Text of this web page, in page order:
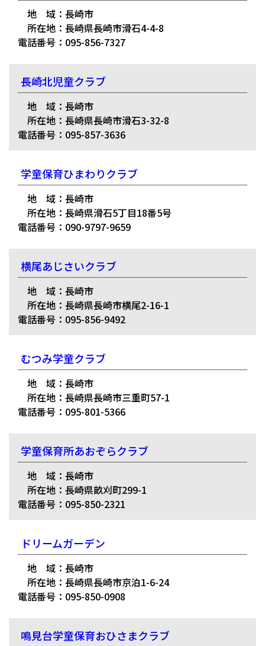
地 域：長崎市
所在地：長崎県長崎市滑石4-4-8
電話番号：095-856-7327
長崎北児童クラブ
地 域：長崎市
所在地：長崎県長崎市滑石3-32-8
電話番号：095-857-3636
学童保育ひまわりクラブ
地 域：長崎市
所在地：長崎県滑石5丁目18番5号
電話番号：090-9797-9659
横尾あじさいクラブ
地 域：長崎市
所在地：長崎県長崎市横尾2-16-1
電話番号：095-856-9492
むつみ学童クラブ
地 域：長崎市
所在地：長崎県長崎市三重町57-1
電話番号：095-801-5366
学童保育所あおぞらクラブ
地 域：長崎市
所在地：長崎県畝刈町299-1
電話番号：095-850-2321
ドリームガーデン
地 域：長崎市
所在地：長崎県長崎市京泊1-6-24
電話番号：095-850-0908
鳴見台学童保育おひさまクラブ